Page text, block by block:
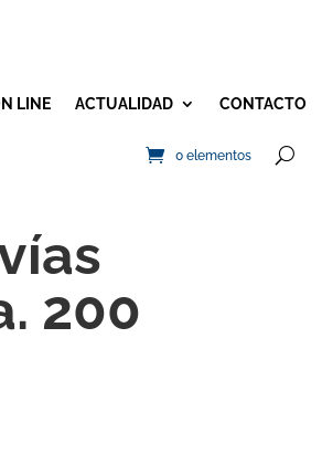
LINE ACTUALIDAD CONTACTO
0 elementos
200